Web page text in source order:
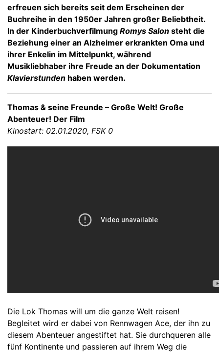
erfreuen sich bereits seit dem Erscheinen der
Buchreihe in den 1950er Jahren großer Beliebtheit.
In der Kinderbuchverfilmung Romys Salon steht die
Beziehung einer an Alzheimer erkrankten Oma und
ihrer Enkelin im Mittelpunkt, während
Musikliebhaber ihre Freude an der Dokumentation
Klavierstunden haben werden.
Thomas & seine Freunde – Große Welt! Große
Abenteuer! Der Film
Kinostart: 02.01.2020, FSK 0
Die Lok Thomas will um die ganze Welt reisen!
Begleitet wird er dabei von Rennwagen Ace, der ihn zu
diesem Abenteuer angestiftet hat. Sie durchqueren alle
fünf Kontinente und passieren auf ihrem Weg die